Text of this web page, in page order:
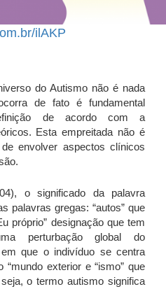
ilAKP
do Autismo não é nada
de fato é fundamental
de acordo com a
Esta empreitada não é
envolver aspectos clínicos
o significado da palavra
palavras gregas: “autos” que
próprio” designação que tem
perturbação global do
que o indivíduo se centra
exterior e “ismo” que
o termo autismo significa